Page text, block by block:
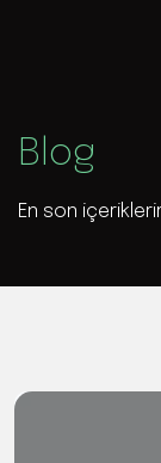
Blog
En son